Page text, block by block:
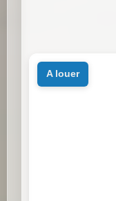
a louer